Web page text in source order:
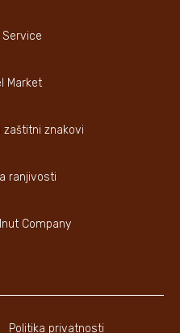
Politika privatnosti
Service
Market
znakovi
ranjivosti
Company